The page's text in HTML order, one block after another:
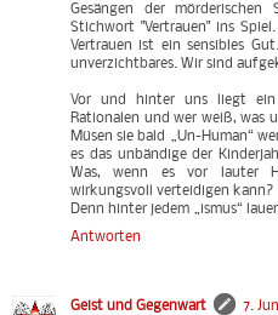
Gesängen der
Stichwort "Vertrauen" ins
Vertrauen ist ein sensibles
unverzichtbares. Wir sind
Vor und hinter uns liegt ein
Rationalen und wer weiß, was
Müsen sie bald „Un-Human“
es das unbändige der
Was, wenn es vor lauter
wirkungsvoll verteidigen kann?
Denn hinter jedem „ismus“
Antworten
Geist und Gegenwart
7.